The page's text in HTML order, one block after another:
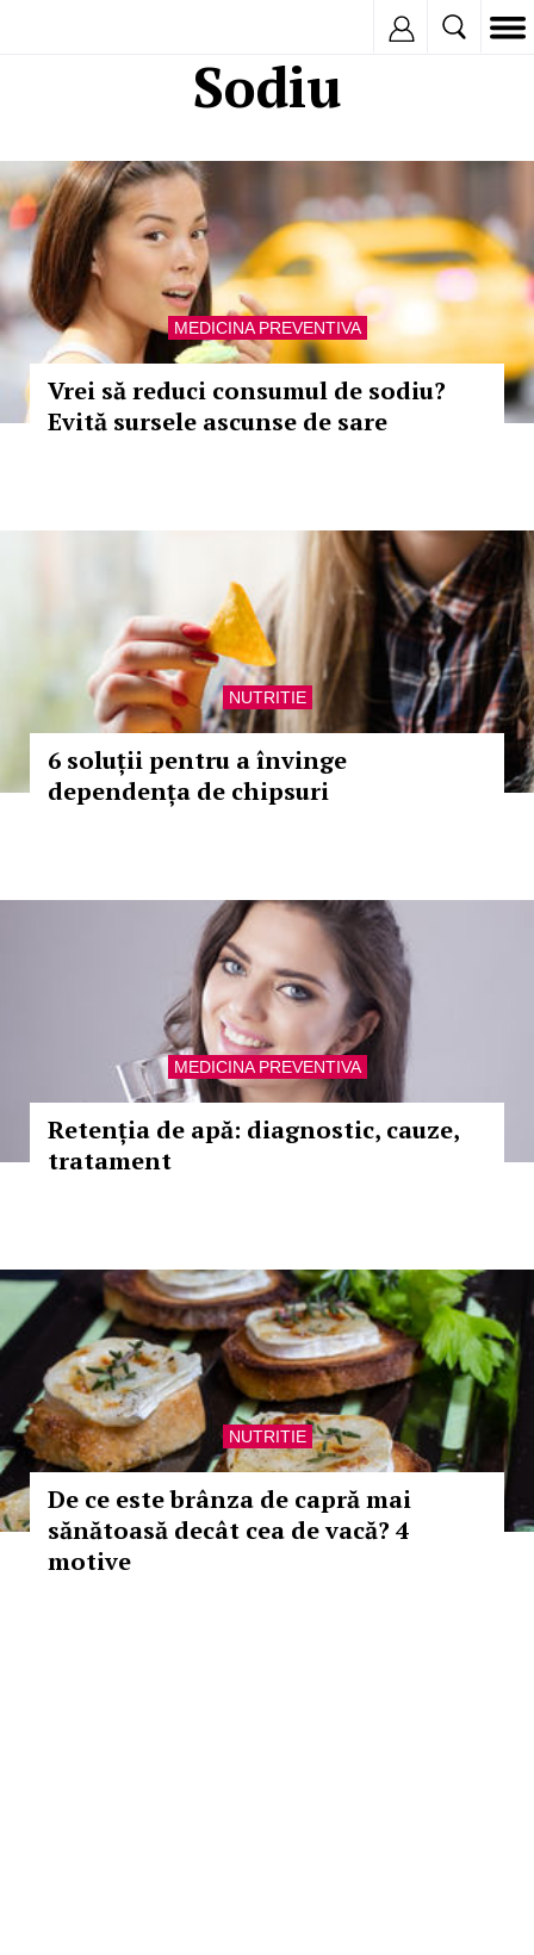
Sodiu
MEDICINA PREVENTIVA
Vrei să reduci consumul de sodiu?
Evită sursele ascunse de sare
NUTRITIE
6 soluții pentru a învinge
dependența de chipsuri
MEDICINA PREVENTIVA
Retenția de apă: diagnostic, cauze,
tratament
NUTRITIE
De ce este brânza de capră mai
sănătoasă decât cea de vacă? 4
motive